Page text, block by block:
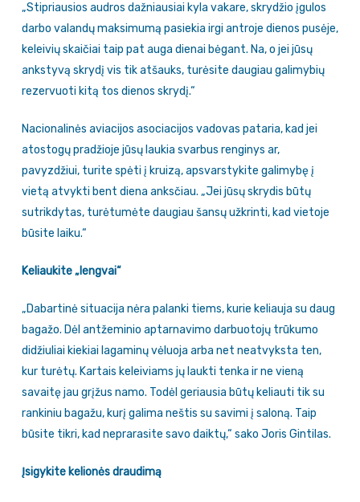
„Stipriausios audros dažniausiai kyla vakare, skrydžio įgulos
darbo valandų maksimumą pasiekia irgi antroje dienos pusėje,
keleivių skaičiai taip pat auga dienai bėgant. Na, o jei jūsų
ankstyvą skrydį vis tik atšauks, turėsite daugiau galimybių
rezervuoti kitą tos dienos skrydį.“
Nacionalinės aviacijos asociacijos vadovas pataria, kad jei
atostogų pradžioje jūsų laukia svarbus renginys ar,
pavyzdžiui, turite spėti į kruizą, apsvarstykite galimybę į
vietą atvykti bent diena anksčiau. „Jei jūsų skrydis būtų
sutrikdytas, turėtumėte daugiau šansų užkrinti, kad vietoje
būsite laiku.“
Keliaukite „lengvai“
„Dabartinė situacija nėra palanki tiems, kurie keliauja su daug
bagažo. Dėl antžeminio aptarnavimo darbuotojų trūkumo
didžiuliai kiekiai lagaminų vėluoja arba net neatvyksta ten,
kur turėtų. Kartais keleiviams jų laukti tenka ir ne vieną
savaitę jau grįžus namo. Todėl geriausia būtų keliauti tik su
rankiniu bagažu, kurį galima neštis su savimi į saloną. Taip
būsite tikri, kad neprarasite savo daiktų,“ sako Joris Gintilas.
Įsigykite kelionės draudimą